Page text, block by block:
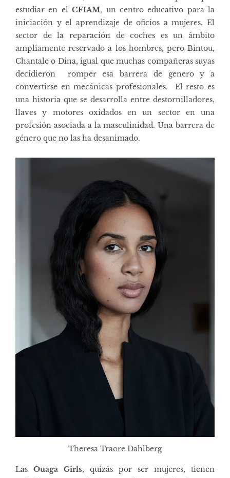
estudiar en elCFIAM, un centro educativo para la
iniciación y el aprendizaje de oficios a mujeres. El
sector de la reparación de coches es un ámbito
ampliamente reservado a los hombres, pero Bintou,
Chantale o Dina, igual que muchas compañeras suyas
decidieron romper esa barrera de genero y a
convertirse en mecánicas profesionales. El resto es
una historia que se desarrolla entre destornilladores,
llaves y motores oxidados en un sector en una
profesión asociada a la masculinidad. Una barrera de
género que no las ha desanimado.
Theresa Traore Dahlberg
Las Ouaga Girls, quizás por ser mujeres, tienen